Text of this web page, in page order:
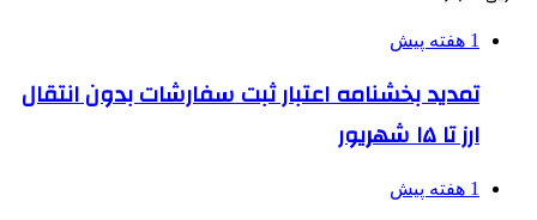
1 هفته پیش
تمدید بخشنامه اعتبار ثبت سفارشات بدون انتقال
ارز تا ۱۵ شهریور
1 هفته پیش